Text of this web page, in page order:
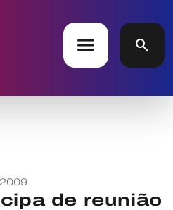
menu search
de reunião